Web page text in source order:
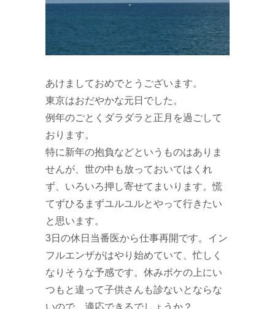
あけましておめでとうございます。
東京はおだやかな元日でした。
例年のごとくダラダラと正月を過ごして
おります。
特に新年の抱負などというものはありま
せんが、世の中も放っておいてはくれ
ず、いろいろ押し寄せてまいります。慌
てずひるまずユルユルとやって行きたい
と思います。
3日の休日当番医から仕事再開です。イン
フルエンザがはやり始めていて、忙しく
なりそうな予感です。休みボケの上にい
つもと違って子供さんも診ないとならな
いので、適応できるでしょうか？